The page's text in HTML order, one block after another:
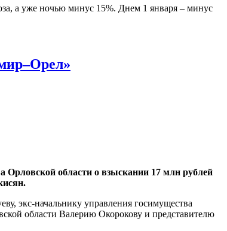
а уже ночью минус 15%. Днем 1 января – минус
Орловской области о взыскании 17 млн рублей
экс-начальнику управления госимущества
области Валерию Окорокову и представителю